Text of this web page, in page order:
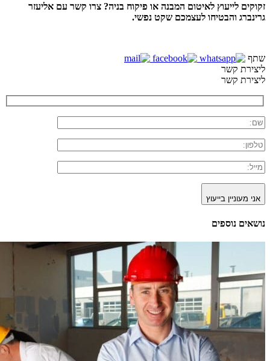
זקוקים לייעוץ לאיטום המבנה או פיקוח בניה? צרו קשר עם אליעזר
גרינברג והבטיחו לעצמכם שקט נפשי.
שתף
ליצירת קשר
ליצירת קשר
אני מעוניין בייעוץ
נושאים נוספים